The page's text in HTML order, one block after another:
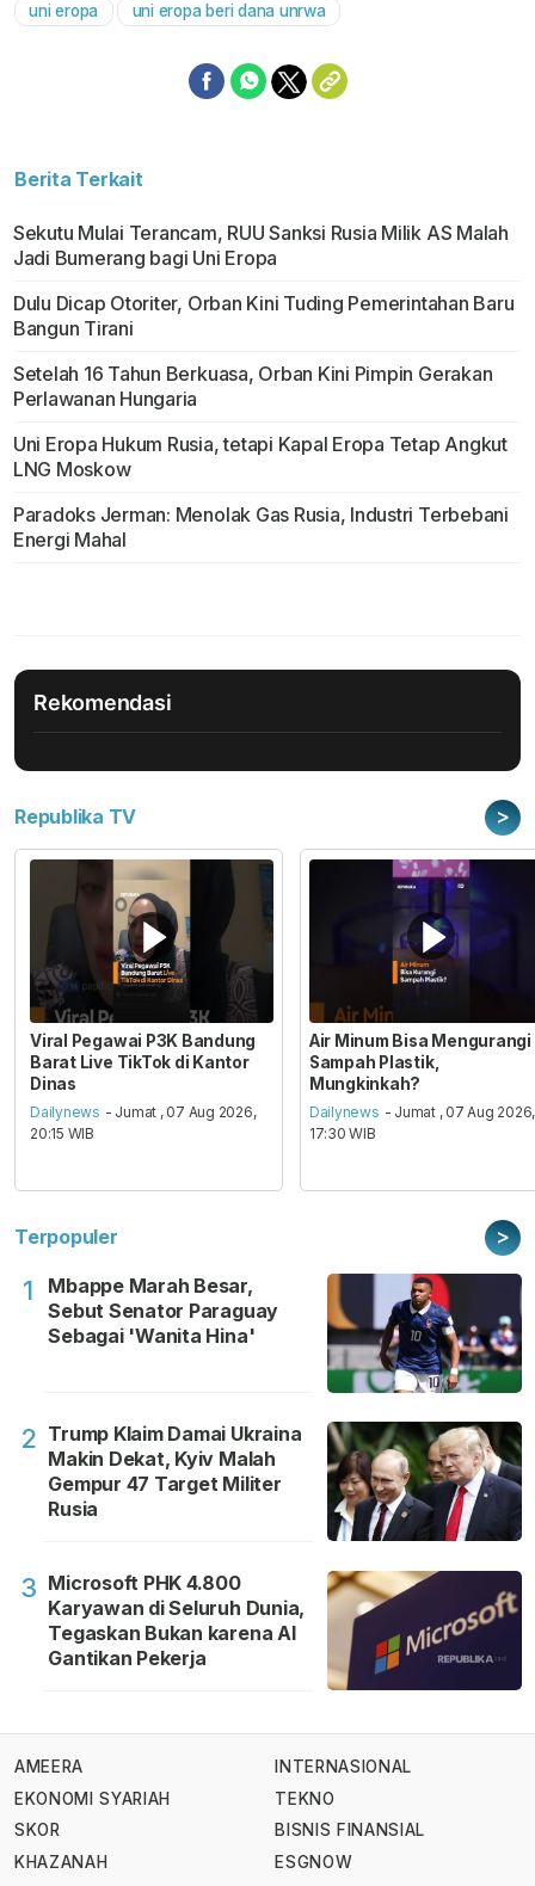
uni eropa uni eropa beri dana unrwa
Berita Terkait
Sekutu Mulai Terancam, RUU Sanksi Rusia Milik AS Malah
Jadi Bumerang bagi Uni Eropa
Dulu Dicap Otoriter, Orban Kini Tuding Pemerintahan Baru
Bangun Tirani
Setelah 16 Tahun Berkuasa, Orban Kini Pimpin Gerakan
Perlawanan Hungaria
Uni Eropa Hukum Rusia, tetapi Kapal Eropa Tetap Angkut
LNG Moskow
Paradoks Jerman: Menolak Gas Rusia, Industri Terbebani
Energi Mahal
Rekomendasi
Republika TV >
Viral Pegawai P3K Bandung
Barat Live TikTok di Kantor
Dinas
Dailynews - Jumat , 07 Aug 2026,
20:15 WIB
Air Minum Bisa Mengurangi
Sampah Plastik,
Mungkinkah?
Dailynews - Jumat , 07 Aug 2026,
17:30 WIB
Terpopuler >
1
Mbappe Marah Besar,
Sebut Senator Paraguay
Sebagai 'Wanita Hina'
2 Trump Klaim Damai Ukraina
Makin Dekat, Kyiv Malah
Gempur 47 Target Militer
Rusia
3 Microsoft PHK 4.800
Karyawan di Seluruh Dunia,
Tegaskan Bukan karena AI
Gantikan Pekerja
AMEERA
EKONOMI SYARIAH
SKOR
KHAZANAH
INTERNASIONAL
TEKNO
BISNIS FINANSIAL
ESGNOW